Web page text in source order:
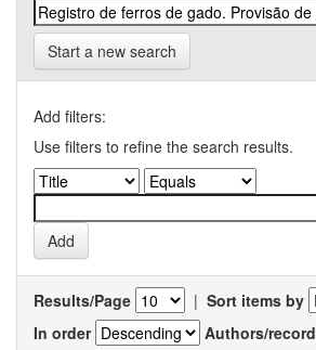
Start a new search
Add filters:
Use filters to refine the search results.
Results/Page | Sort items by
In order
Authors/record